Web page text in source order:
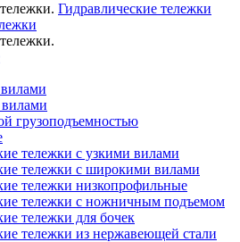
Гидравлические тележки
грузоподъемностью
тележки с узкими вилами
тележки с широкими вилами
тележки низкопрофильные
тележки с ножничным подъемом
тележки для бочек
тележки из нержавеющей стали